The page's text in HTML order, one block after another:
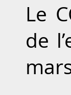
Le
de